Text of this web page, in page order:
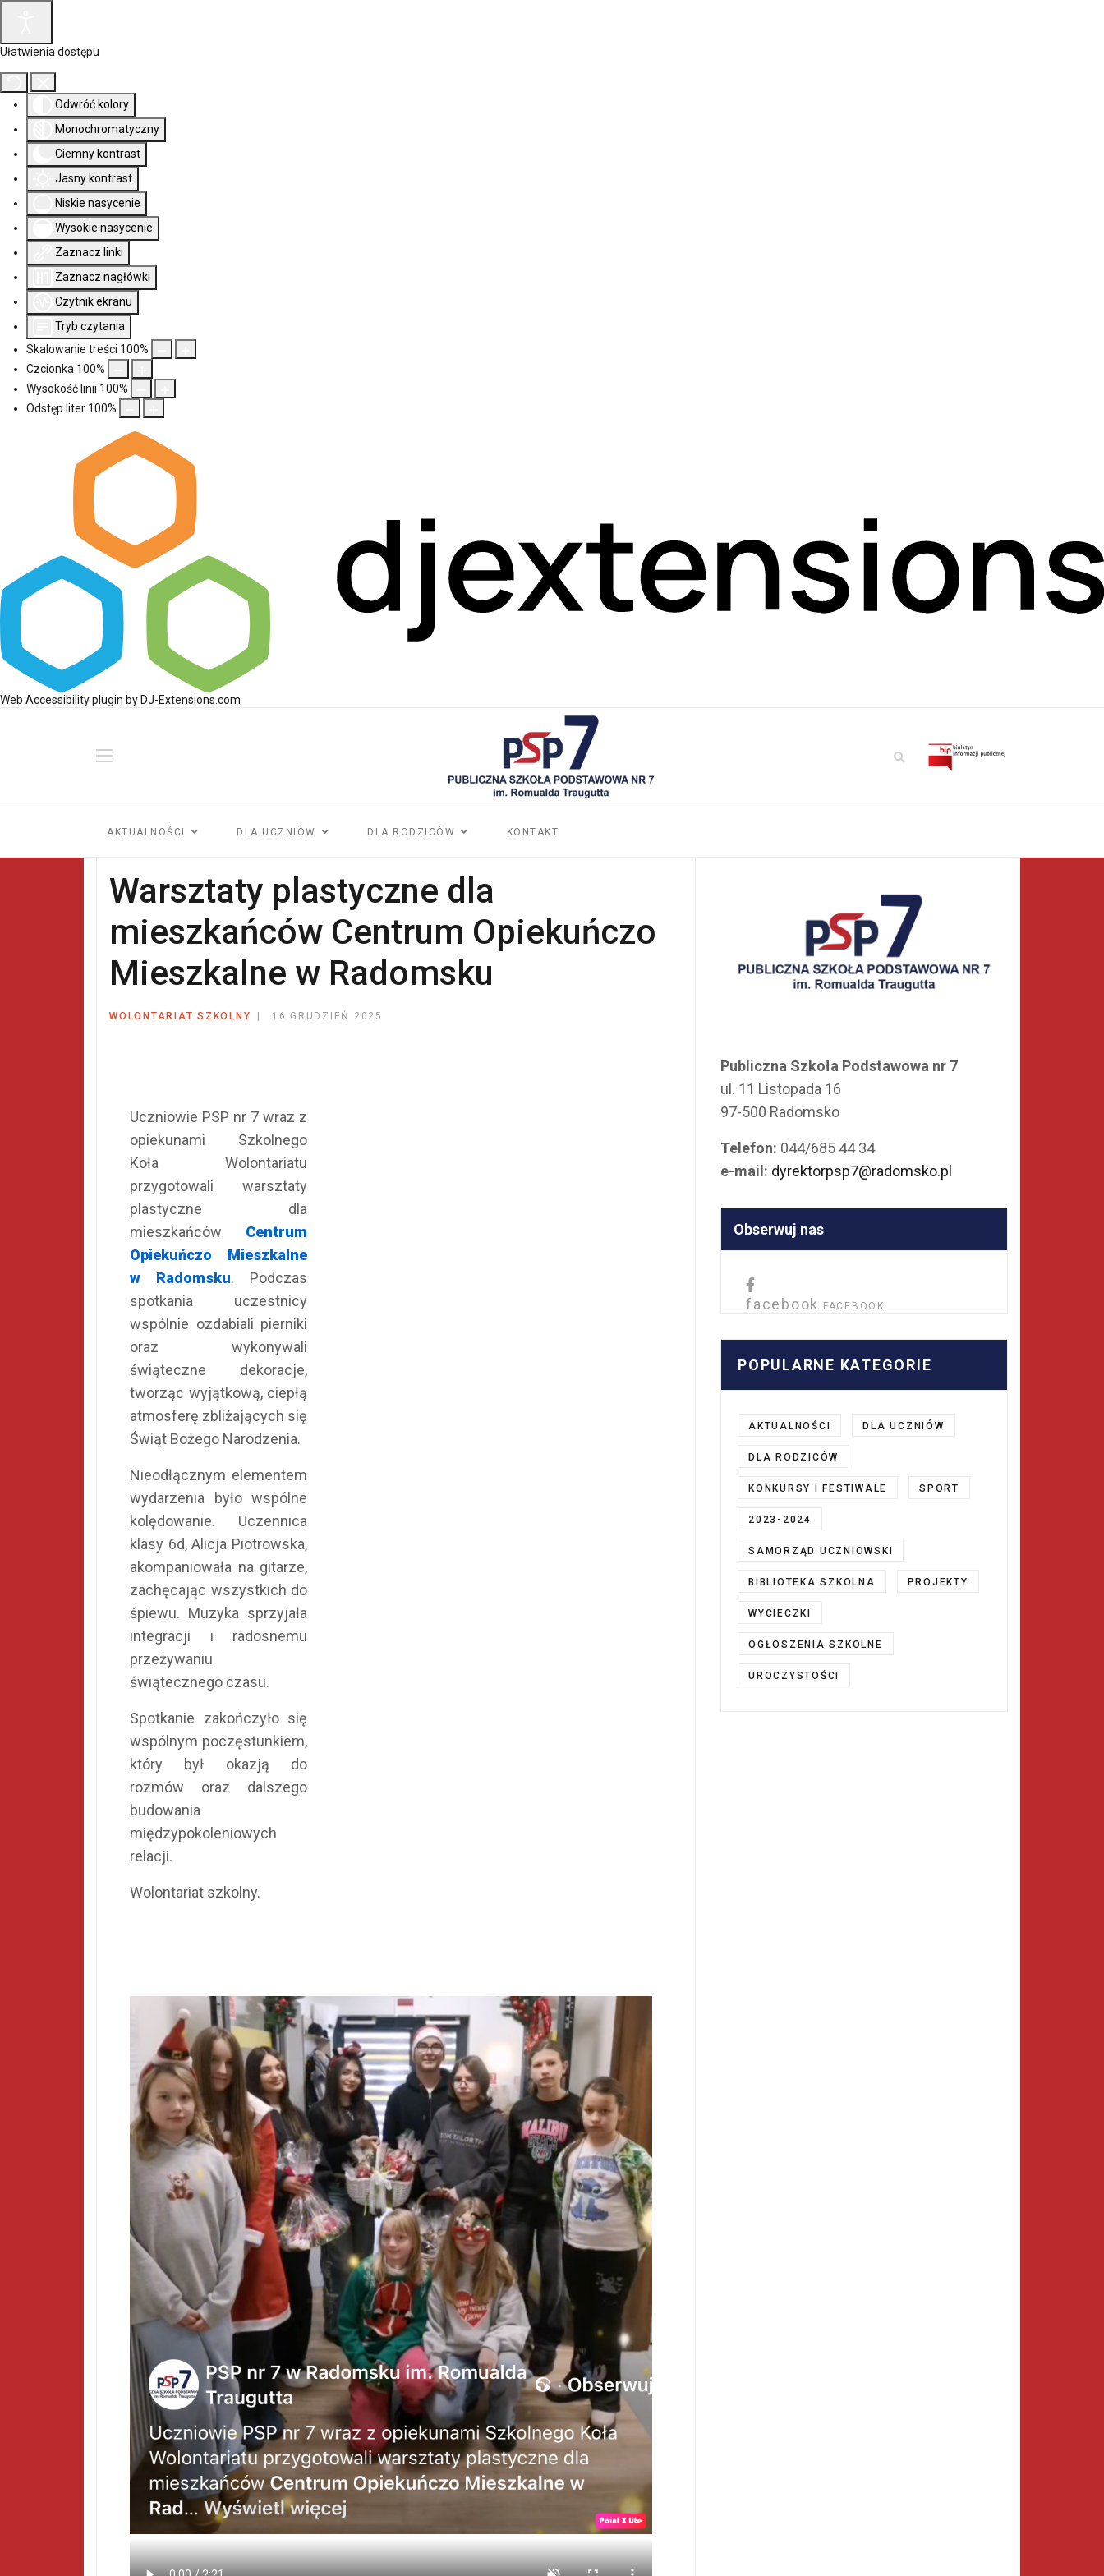
Ułatwienia dostępu
Odwróć kolory
Monochromatyczny
Ciemny kontrast
Jasny kontrast
Niskie nasycenie
Wysokie nasycenie
Zaznacz linki
Zaznacz nagłówki
Czytnik ekranu
Tryb czytania
Skalowanie treści 100%
Czcionka 100%
Wysokość linii 100%
Odstęp liter 100%
Web Accessibility plugin by DJ-Extensions.com
AKTUALNOŚCI DLA UCZNIÓW DLA RODZICÓW KONTAKT
Warsztaty plastyczne dla
mieszkańców Centrum Opiekuńczo
Mieszkalne w Radomsku
WOLONTARIAT SZKOLNY 16 GRUDZIEŃ 2025
Uczniowie PSP nr 7 wraz z
opiekunami Szkolnego
Koła Wolontariatu
przygotowali warsztaty
plastyczne dla
mieszkańców Centrum
Opiekuńczo Mieszkalne
w Radomsku. Podczas
spotkania uczestnicy
wspólnie ozdabiali pierniki
oraz wykonywali
świąteczne dekoracje,
tworząc wyjątkową, ciepłą
atmosferę zbliżających się
Świąt Bożego Narodzenia.
Nieodłącznym elementem
wydarzenia było wspólne
kolędowanie. Uczennica
klasy 6d, Alicja Piotrowska,
akompaniowała na gitarze,
zachęcając wszystkich do
śpiewu. Muzyka sprzyjała
integracji i radosnemu
przeżywaniu
świątecznego czasu.
Spotkanie zakończyło się
wspólnym poczęstunkiem,
który był okazją do
rozmów oraz dalszego
budowania
międzypokoleniowych
relacji.
Wolontariat szkolny.
Publiczna Szkoła Podstawowa nr 7
ul. 11 Listopada 16
97-500 Radomsko
Telefon: 044/685 44 34
e-mail: dyrektorpsp7@radomsko.pl
Obserwuj nas
facebook FACEBOOK
POPULARNE KATEGORIE
AKTUALNOŚCI DLA UCZNIÓW
DLA RODZICÓW
KONKURSY I FESTIWALE SPORT
2023-2024
SAMORZĄD UCZNIOWSKI
BIBLIOTEKA SZKOLNA PROJEKTY
WYCIECZKI
OGŁOSZENIA SZKOLNE
UROCZYSTOŚCI